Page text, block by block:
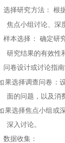
选择研究方法：
根
焦点小组讨论、深
样本选择：
确定研
研究结果的有效性
问卷设计或讨论指南
果选择调查问卷：
面的问题，以及消
果选择焦点小组或
深入讨论。
数据收集：